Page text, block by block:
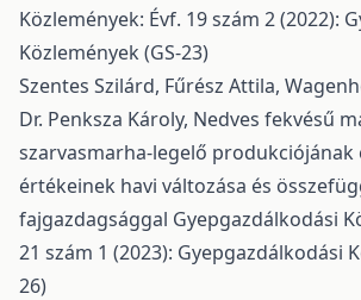
Közlemények: Évf. 19 szám 2 (2022):
Közlemények (GS-23)
Szentes Szilárd, Fűrész Attila,
Dr. Penksza Károly, Nedves fekvésű
szarvasmarha-legelő produkciójának
értékeinek havi változása és
fajgazdagsággal Gyepgazdálkodási
21 szám 1 (2023): Gyepgazdálkodási
26)